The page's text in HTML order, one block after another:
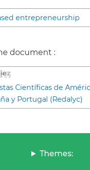
entrepreneurship
document :
Científicas de
y Portugal (Redalyc)
Themes: